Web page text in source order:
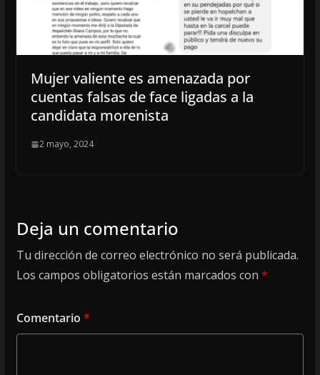
Mujer valiente es amenazada por
cuentas falsas de face ligadas a la
candidata morenista
2 mayo, 2024
Deja un comentario
Tu dirección de correo electrónico no será publicada.
Los campos obligatorios están marcados con *
Comentario *